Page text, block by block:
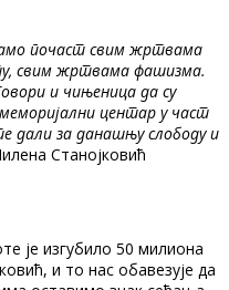
почаст свим жртвама
свим жртвама фашизма.
и чињеница да су
центар у част
дали за данашњу слободу и
Станојкoвић
је изгубило 50 милиона
и то нас обавезује да